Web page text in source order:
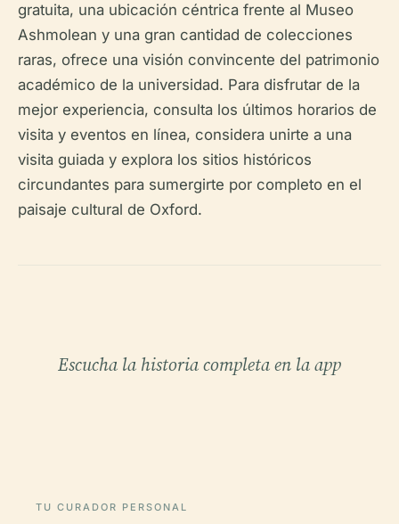
gratuita, una ubicación céntrica frente al Museo
Ashmolean y una gran cantidad de colecciones
raras, ofrece una visión convincente del patrimonio
académico de la universidad. Para disfrutar de la
mejor experiencia, consulta los últimos horarios de
visita y eventos en línea, considera unirte a una
visita guiada y explora los sitios históricos
circundantes para sumergirte por completo en el
paisaje cultural de Oxford.
Escucha la historia completa en la app
TU CURADOR PERSONAL